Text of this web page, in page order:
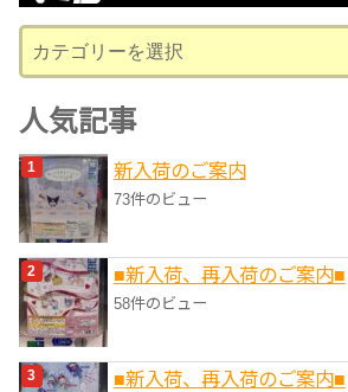
ブ
テ
ゴ
リ
ー
人気記事
新入荷のご案内
73件のビュー
■新入荷、再入荷のご案内■
58件のビュー
■新入荷、再入荷のご案内■